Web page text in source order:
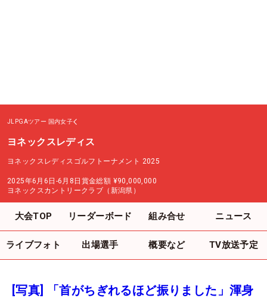
JLPGAツアー 国内女子
ヨネックスレディス
ヨネックスレディスゴルフトーナメント 2025
2025年6月6日-6月8日 賞金総額 ¥90,000,000
ヨネックスカントリークラブ（新潟県）
大会TOP リーダーボード 組み合せ ニュース
ライブフォト 出場選手 概要など TV放送予定
[写真] 「首がちぎれるほど振りました」渾身